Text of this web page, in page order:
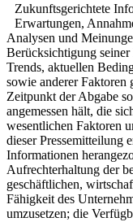
Zukunftsgerichtete
Erwartungen,
Analysen und
Berücksichtigung
Trends, aktuellen
sowie anderer Faktoren
Zeitpunkt der Abgabe
angemessen hält, die
wesentlichen Faktoren
dieser Pressemitteilung
Informationen
Aufrechterhaltung der
geschäftlichen,
Fähigkeit des
umzusetzen; die